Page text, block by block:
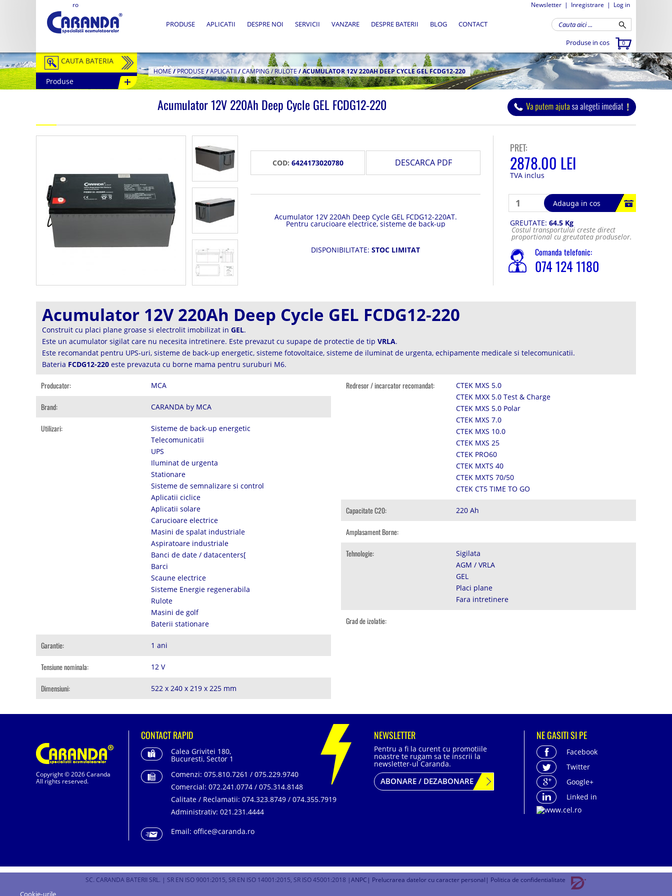
ro Newsletter | Inregistrare | Log in
Produse in cos 0
PRODUSE APLICATII DESPRE NOI SERVICII VANZARE DESPRE BATERII BLOG CONTACT
CAUTA BATERIA
Auto / Moto
Semitractiune
Accesorii Baterii
Fotovoltaice
Produse
HOME/PRODUSE /APLICATII/CAMPING / RULOTE/ACUMULATOR 12V 220AH DEEP CYCLE GEL FCDG12-220
Acumulator 12V 220Ah Deep Cycle GEL FCDG12-220
COD: 6424173020780 DESCARCA PDF
Acumulator 12V 220Ah Deep Cycle GEL FCDG12-220AT.
Pentru carucioare electrice, sisteme de back-up
DISPONIBILITATE: STOC LIMITAT
PRET:
2878.00 LEI
TVA inclus
Adauga in cos
GREUTATE: 64.5 Kg
Costul transportului creste direct
proportional cu greutatea produselor.
Comanda telefonic:
074 124 1180
Acumulator 12V 220Ah Deep Cycle GEL FCDG12-220
Construit cu placi plane groase si electrolit imobilizat in GEL.
Este un acumulator sigilat care nu necesita intretinere. Este prevazut cu supape de protectie de tip VRLA.
Este recomandat pentru UPS-uri, sisteme de back-up energetic, sisteme fotovoltaice, sisteme de iluminat de urgenta, echipamente medicale si telecomunicatii.
Bateria FCDG12-220 este prevazuta cu borne mama pentru suruburi M6.
Producator: MCA
Brand: CARANDA by MCA
Utilizari:
Sisteme de back-up energetic
Telecomunicatii
UPS
Iluminat de urgenta
Stationare
Sisteme de semnalizare si control
Aplicatii ciclice
Aplicatii solare
Carucioare electrice
Masini de spalat industriale
Aspiratoare industriale
Banci de date / datacenters[
Barci
Scaune electrice
Sisteme Energie regenerabila
Rulote
Masini de golf
Baterii stationare
Garantie: 1 ani
Tensiune nominala: 12 V
Dimensiuni: 522 x 240 x 219 x 225 mm
Redresor / incarcator recomandat:
CTEK MXS 5.0
CTEK MXX 5.0 Test & Charge
CTEK MXS 5.0 Polar
CTEK MXS 7.0
CTEK MXS 10.0
CTEK MXS 25
CTEK PRO60
CTEK MXTS 40
CTEK MXTS 70/50
CTEK CT5 TIME TO GO
Capacitate C20: 220 Ah
Amplasament Borne:
Tehnologie:
Sigilata
AGM / VRLA
GEL
Placi plane
Fara intretinere
Grad de izolatie:
Copyright © 2026 Caranda
All rights reserved.
CONTACT RAPID
Calea Grivitei 180,
Bucuresti, Sector 1
Comenzi: 075.810.7261 / 075.229.9740
Comercial: 072.241.0774 / 075.314.8148
Calitate / Reclamatii: 074.323.8749 / 074.355.7919
Administrativ: 021.231.4444
Email: office@caranda.ro
NEWSLETTER
Pentru a fi la curent cu promotiile
noastre te rugam sa te inscrii la
newsletter-ul Caranda.
ABONARE / DEZABONARE
NE GASITI SI PE
Facebook
Twitter
Google+
Linked in
SC. CARANDA BATERII SRL. | SR EN ISO 9001:2015, SR EN ISO 14001:2015, SR ISO 45001:2018 |ANPC | Prelucrarea datelor cu caracter personal | Politica de confidentialitate